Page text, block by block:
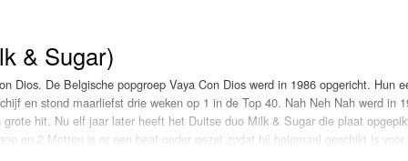
Lammerts zingt in de Belgische meidengroep Loving Angels die een
door in de achtergrondkoren van onder meer Golden Earring, Lee Towers,
gaat Lammerts een nieuwe uitdaging aan. Ze wordt leadzangeres van de
voor de theatertour van haar nicht Ruth Jacott te verzorgen.
in de dertig man sterke succesgroep Gospel Train, waarna ze wordt
& Sugar)
Dios. De Belgische popgroep Vaya Con Dios werd in 1986 opgericht. Hun
en stond maarliefst drie weken op 1 in de Top 40. Nah Neh Nah werd in
hit. Nu elf jaar later heeft het Duitse duo Milk & Sugar die plaat
en 2 Motten is er een beat onder gezet zodat hij helemaal geschikt is voor